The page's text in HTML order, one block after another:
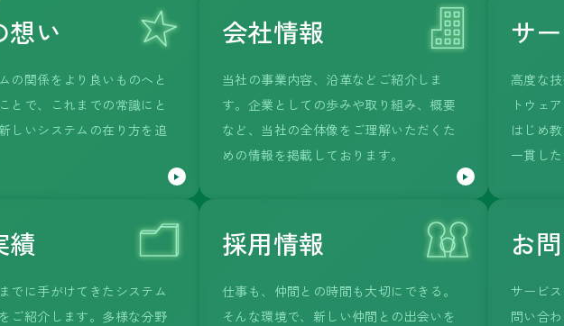
想い
の関係をより良いものへと
とで、これまでの常識にと
しいシステムの在り方を追
会社情報
当社の事業内容、沿革などご紹介しま
す。企業としての歩みや取り組み、概要
など、当社の全体像をご理解いただくた
めの情報を掲載しております。
サ
高度な
トウェ
はじめ
一貫し
績
でに手がけてきたシステム
ご紹介します。多様な分野
採用情報
仕事も、仲間との時間も大切にできる。
そんな環境で、新しい仲間との出会いを
お
サービ
問い合